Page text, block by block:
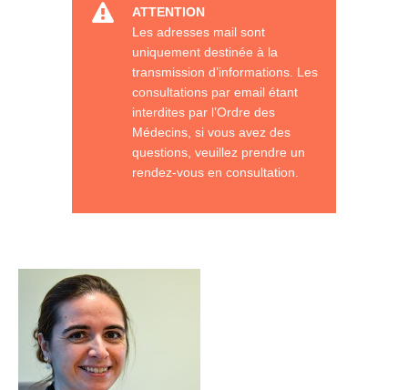
ATTENTION
Les adresses mail sont
uniquement destinée à la
transmission d’informations. Les
consultations par email étant
interdites par l’Ordre des
Médecins, si vous avez des
questions, veuillez prendre un
rendez-vous en consultation.